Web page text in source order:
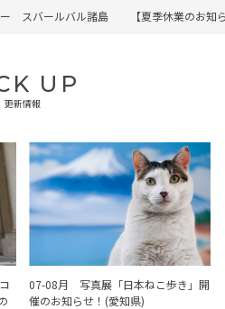
市 【夏季休業のお知らせ】 休業期間：
ールバル諸島 【夏季休業のお知らせ】
倉市 【夏季休業のお知らせ】 休業期間
市 【夏季休業のお知らせ】 休業期間：
ールバル諸島 【夏季休業のお知らせ】
UP
更新情報
07-08月 写真展「日本ねこ歩き」開
催のお知らせ！(愛知県)